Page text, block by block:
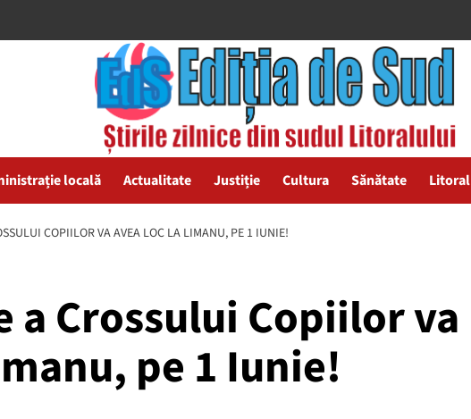
locală Actualitate Justiție Cultura Sănătate Litoral
COPIILOR VA AVEA LOC LA LIMANU, PE 1 IUNIE!
a Crossului Copiilor va
pe 1 Iunie!